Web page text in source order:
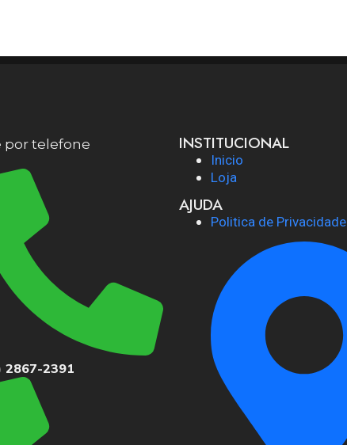
por telefone
2867-2391
INSTITUCIONAL
Inicio
Loja
AJUDA
Politica de Privacidade